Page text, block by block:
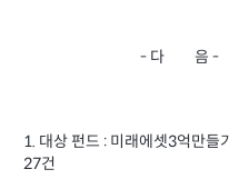
- 다 음 -
1. 대상 펀드 : 미래에셋3억만
27건